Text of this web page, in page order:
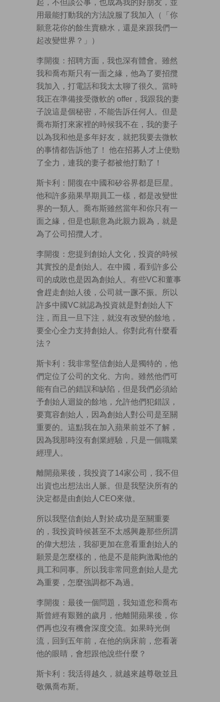
起，不但談公事，也成為我的好朋友，並
用最能打動我的方法說服了我加入（「你
願意花你的餘生賣糖水，還是來跟我們一
起改變世界？」）
李開復：招聘方面，我也深有體會。雖然
我和喬布斯只有一面之緣，他為了要招攬
我加入，打電話和我太太聊了很久。當時
我正在準備接受微軟的 offer，我跟我的妻
子說這是個秘密，不能告訴任何人。但是
喬布斯打來家裡的時候我不在，我的妻子
以為我和他是多年好友，就把我要去微軟
的事情都告訴他了！ 他在招募人才上使勁
了全力，連我的妻子都被他打動了！
斯卡利：開復在中國和矽谷界都是巨星。
他和許多蘋果早期員工一樣，都是改變世
界的一類人。喬布斯雖然當年和你只有一
面之緣，但是也願意為此親力親為，就是
為了公司招攬人才。
李開復：您提到創始人文化，投資的時候
其實投的是創始人。在中國，看到許多公
司的成敗也是因為創始人。有些VC和董事
會趕走創始人後，公司就一蹶不振。所以
許多中國VC就認為投資就是對創始人下
注，而且一旦下注，就沒有改變的餘地，
要全心全力支持創始人。你對此有什麼看
法？
斯卡利：我非常堅信創始人是獨特的，他
們定位了公司的文化、方向。雖然他們可
能有自己的錯誤和缺陷，但是我們必須給
予創始人迴旋的餘地，允許他們犯錯誤，
要寬容創始人，因為創始人對公司是至關
重要的。這點我在加入蘋果前並不了解，
因為我那時沒有創業經驗，只是一個職業
經理人。
離開蘋果後，我投資了14家公司，我不但
出資也出想法出人脈。但是我堅決所有的
決定都是由創始人CEO來做。
所以我堅信創始人對於成功是至關重要
的，我投資時候甚至不太感興趣那些所謂
的偉大想法，我卻更加在意看重創始人的
願景是怎麼樣的，他是不是能夠激勵他的
員工和同事。所以我非常同意創始人是尤
為重要，怎麼強調都不為過。
李開復：最後一個問題，我知道您和喬布
斯曾經有艱難的歲月，他離開蘋果後，你
們再也沒有機會深度交流。如果時光倒
流，回到五年前，在他的病床前，您看著
他的眼睛，會想跟他說些什麼？
斯卡利：我活得越久，就越來越尊敬並且
敬佩喬布斯。